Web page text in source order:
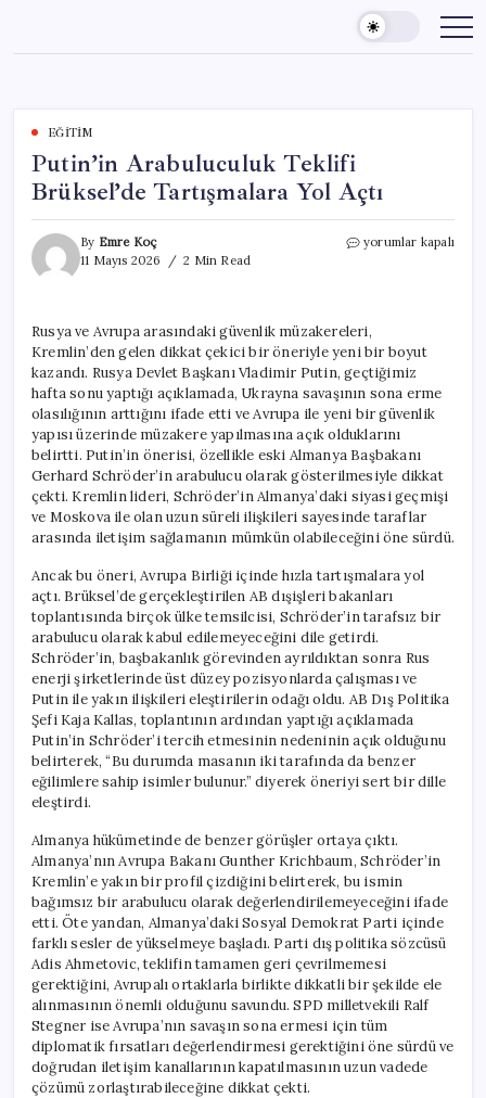
content
EĞITIM
Putin’in Arabuluculuk Teklifi
Brüksel’de Tartışmalara Yol Açtı
By Emre Koç
11 Mayıs 2026
2 Min Read
Putin’in
Yol
Açtı
için
yorumlar kapalı
Rusya ve Avrupa arasındaki güvenlik müzakereleri,
Kremlin’den gelen dikkat çekici bir öneriyle yeni bir boyut
kazandı. Rusya Devlet Başkanı Vladimir Putin, geçtiğimiz
hafta sonu yaptığı açıklamada, Ukrayna savaşının sona erme
olasılığının arttığını ifade etti ve Avrupa ile yeni bir güvenlik
yapısı üzerinde müzakere yapılmasına açık olduklarını
belirtti. Putin’in önerisi, özellikle eski Almanya Başbakanı
Gerhard Schröder’in arabulucu olarak gösterilmesiyle dikkat
çekti. Kremlin lideri, Schröder’in Almanya’daki siyasi geçmişi
ve Moskova ile olan uzun süreli ilişkileri sayesinde taraflar
arasında iletişim sağlamanın mümkün olabileceğini öne sürdü.
Ancak bu öneri, Avrupa Birliği içinde hızla tartışmalara yol
açtı. Brüksel’de gerçekleştirilen AB dışişleri bakanları
toplantısında birçok ülke temsilcisi, Schröder’in tarafsız bir
arabulucu olarak kabul edilemeyeceğini dile getirdi.
Schröder’in, başbakanlık görevinden ayrıldıktan sonra Rus
enerji şirketlerinde üst düzey pozisyonlarda çalışması ve
Putin ile yakın ilişkileri eleştirilerin odağı oldu. AB Dış Politika
Şefi Kaja Kallas, toplantının ardından yaptığı açıklamada
Putin’in Schröder’i tercih etmesinin nedeninin açık olduğunu
belirterek, “Bu durumda masanın iki tarafında da benzer
eğilimlere sahip isimler bulunur.” diyerek öneriyi sert bir dille
eleştirdi.
Almanya hükümetinde de benzer görüşler ortaya çıktı.
Almanya’nın Avrupa Bakanı Gunther Krichbaum, Schröder’in
Kremlin’e yakın bir profil çizdiğini belirterek, bu ismin
bağımsız bir arabulucu olarak değerlendirilemeyeceğini ifade
etti. Öte yandan, Almanya’daki Sosyal Demokrat Parti içinde
farklı sesler de yükselmeye başladı. Parti dış politika sözcüsü
Adis Ahmetovic, teklifin tamamen geri çevrilmemesi
gerektiğini, Avrupalı ortaklarla birlikte dikkatli bir şekilde ele
alınmasının önemli olduğunu savundu. SPD milletvekili Ralf
Stegner ise Avrupa’nın savaşın sona ermesi için tüm
diplomatik fırsatları değerlendirmesi gerektiğini öne sürdü ve
doğrudan iletişim kanallarının kapatılmasının uzun vadede
çözümü zorlaştırabileceğine dikkat çekti.